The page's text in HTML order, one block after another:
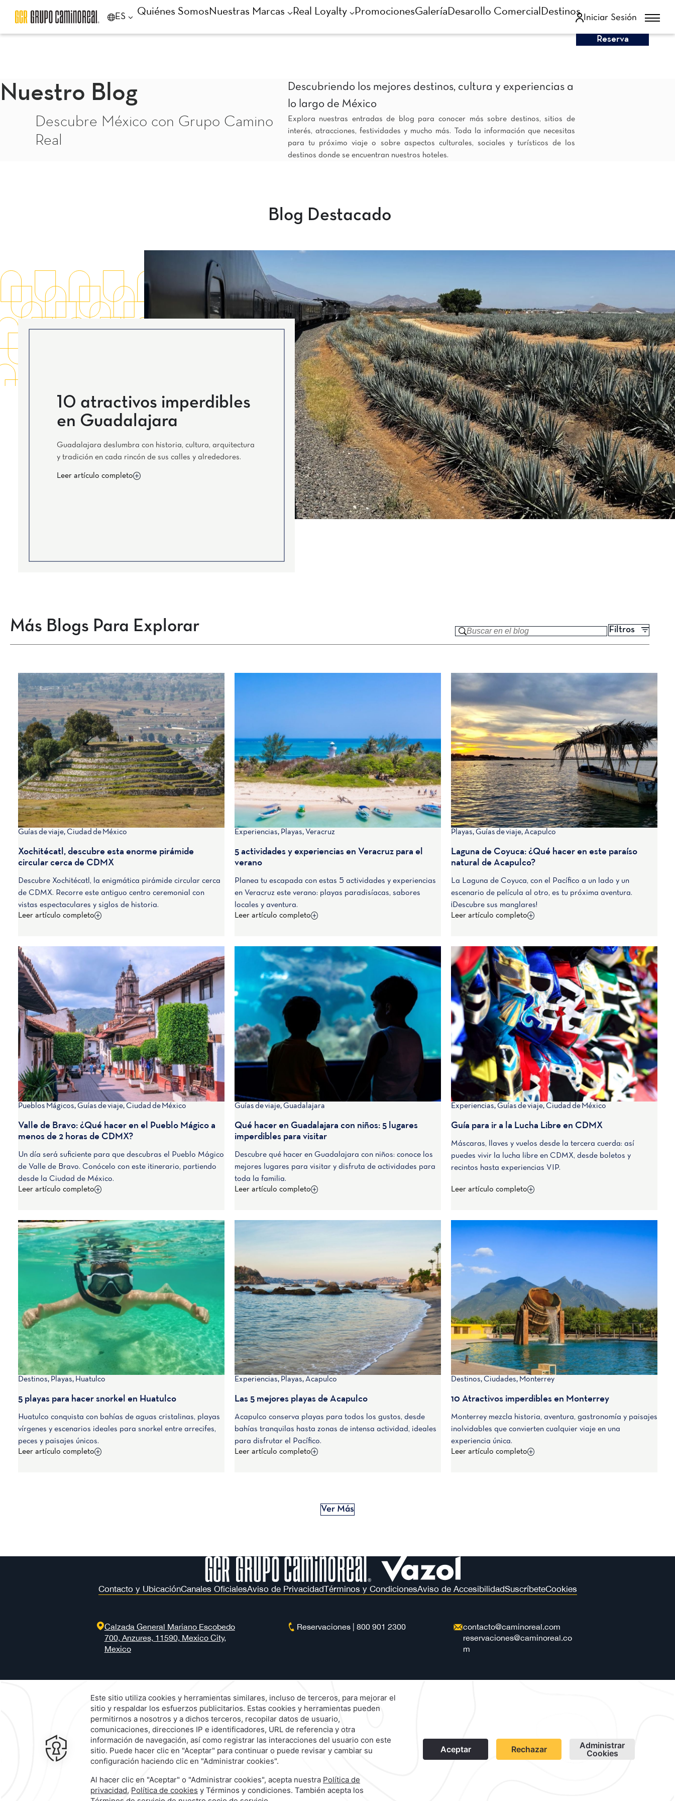
ES
Quiénes Somos Nuestras Marcas Real Loyalty PromocionesGalería Desarollo Comercial Destinos
Iniciar Sesión
Reserva
Nuestro Blog
Descubre México con Grupo Camino
Real
Descubriendo los mejores destinos, cultura y experiencias a
lo largo de México
Explora nuestras entradas de blog para conocer más sobre destinos, sitios de
interés, atracciones, festividades y mucho más. Toda la información que necesitas
para tu próximo viaje o sobre aspectos culturales, sociales y turísticos de los
destinos donde se encuentran nuestros hoteles.
Blog Destacado
10 atractivos imperdibles
en Guadalajara
Guadalajara deslumbra con historia, cultura, arquitectura
y tradición en cada rincón de sus calles y alrededores.
Leer artículo completo
Más Blogs Para Explorar Buscar en el blog Filtros
Guías de viaje, Ciudad de México
Xochitécatl, descubre esta enorme pirámide
circular cerca de CDMX
Descubre Xochitécatl, la enigmática pirámide circular cerca
de CDMX. Recorre este antiguo centro ceremonial con
vistas espectaculares y siglos de historia.
Leer artículo completo
Experiencias, Playas, Veracruz
5 actividades y experiencias en Veracruz para el
verano
Planea tu escapada con estas 5 actividades y experiencias
en Veracruz este verano: playas paradisíacas, sabores
locales y aventura.
Leer artículo completo
Playas, Guías de viaje, Acapulco
Laguna de Coyuca: ¿Qué hacer en este paraíso
natural de Acapulco?
La Laguna de Coyuca, con el Pacífico a un lado y un
escenario de película al otro, es tu próxima aventura.
¡Descubre sus manglares!
Leer artículo completo
Pueblos Mágicos, Guías de viaje, Ciudad de México
Valle de Bravo: ¿Qué hacer en el Pueblo Mágico a
menos de 2 horas de CDMX?
Un día será suficiente para que descubras el Pueblo Mágico
de Valle de Bravo. Conócelo con este itinerario, partiendo
desde la Ciudad de México.
Leer artículo completo
Guías de viaje, Guadalajara
Qué hacer en Guadalajara con niños: 5 lugares
imperdibles para visitar
Descubre qué hacer en Guadalajara con niños: conoce los
mejores lugares para visitar y disfruta de actividades para
toda la familia.
Leer artículo completo
Experiencias, Guías de viaje, Ciudad de México
Guía para ir a la Lucha Libre en CDMX
Máscaras, llaves y vuelos desde la tercera cuerda: así
puedes vivir la lucha libre en CDMX, desde boletos y
recintos hasta experiencias VIP.
Leer artículo completo
Destinos, Playas, Huatulco
5 playas para hacer snorkel en Huatulco
Huatulco conquista con bahías de aguas cristalinas, playas
vírgenes y escenarios ideales para snorkel entre arrecifes,
peces y paisajes únicos.
Leer artículo completo
Experiencias, Playas, Acapulco
Las 5 mejores playas de Acapulco
Acapulco conserva playas para todos los gustos, desde
bahías tranquilas hasta zonas de intensa actividad, ideales
para disfrutar el Pacífico.
Leer artículo completo
Destinos, Ciudades, Monterrey
10 Atractivos imperdibles en Monterrey
Monterrey mezcla historia, aventura, gastronomía y paisajes
inolvidables que convierten cualquier viaje en una
experiencia única.
Leer artículo completo
Ver Más
Contacto y UbicaciónCanales OficialesAviso de PrivacidadTérminos y CondicionesAviso de AccesibilidadSuscríbeteCookies
Calzada General Mariano Escobedo
700, Anzures, 11590, Mexico City,
Mexico
Reservaciones |800 901 2300
contacto@caminoreal.com
reservaciones@caminoreal.co
m
Nuestras Marcas